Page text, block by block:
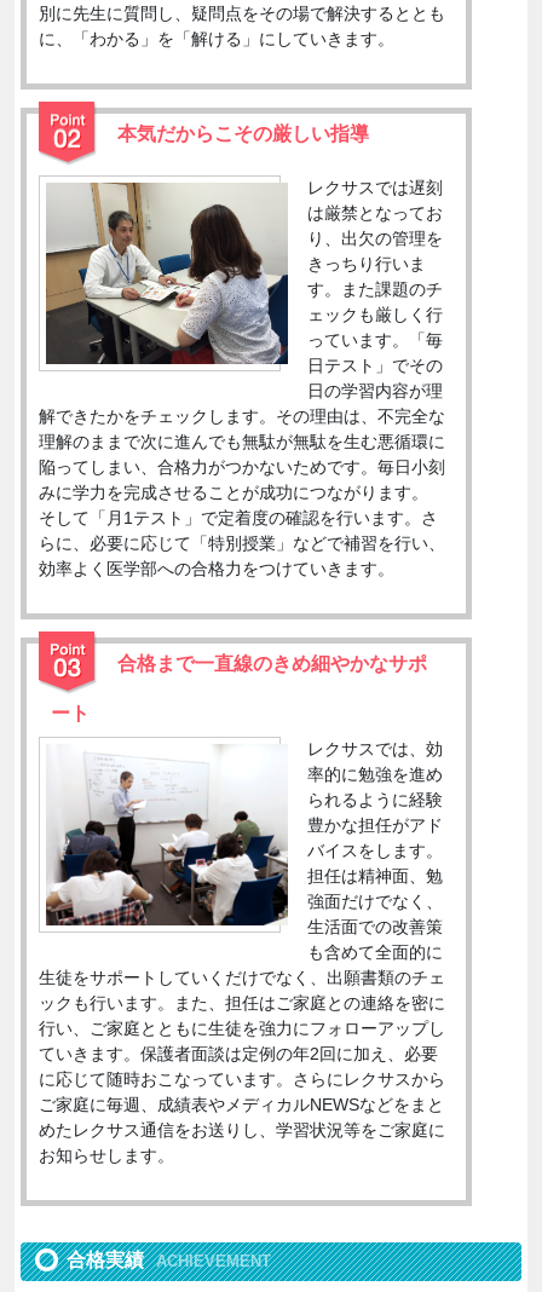
別に先生に質問し、疑問点をその場で解決するととも
に、「わかる」を「解ける」にしていきます。
本気だからこその厳しい指導
レクサスでは遅刻
は厳禁となってお
り、出欠の管理を
きっちり行いま
す。また課題のチ
ェックも厳しく行
っています。「毎
日テスト」でその
日の学習内容が理
解できたかをチェックします。その理由は、不完全な
理解のままで次に進んでも無駄が無駄を生む悪循環に
陥ってしまい、合格力がつかないためです。毎日小刻
みに学力を完成させることが成功につながります。
そして「月1テスト」で定着度の確認を行います。さ
らに、必要に応じて「特別授業」などで補習を行い、
効率よく医学部への合格力をつけていきます。
合格まで一直線のきめ細やかなサポ
ート
レクサスでは、効
率的に勉強を進め
られるように経験
豊かな担任がアド
バイスをします。
担任は精神面、勉
強面だけでなく、
生活面での改善策
も含めて全面的に
生徒をサポートしていくだけでなく、出願書類のチェ
ックも行います。また、担任はご家庭との連絡を密に
行い、ご家庭とともに生徒を強力にフォローアップし
ていきます。保護者面談は定例の年2回に加え、必要
に応じて随時おこなっています。さらにレクサスから
ご家庭に毎週、成績表やメディカルNEWSなどをまと
めたレクサス通信をお送りし、学習状況等をご家庭に
お知らせします。
合格実績 ACHIEVEMENT